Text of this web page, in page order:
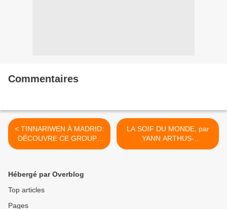
Commentaires
< TINNARIWEN À MADRID:
DÉCOUVRE CE GROUPE
MALIEN
LA SOIF DU MONDE, par
YANN ARTHUS-
BERTRAND >
Hébergé par Overblog
Top articles
Pages